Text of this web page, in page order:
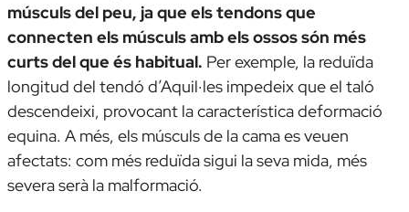
músculs del peu, ja que els tendons que
connecten els músculs amb els ossos són més
curts del que és habitual. Per exemple, la reduïda
longitud del tendó d’Aquil·les impedeix que el taló
descendeixi, provocant la característica deformació
equina. A més, els músculs de la cama es veuen
afectats: com més reduïda sigui la seva mida, més
severa serà la malformació.